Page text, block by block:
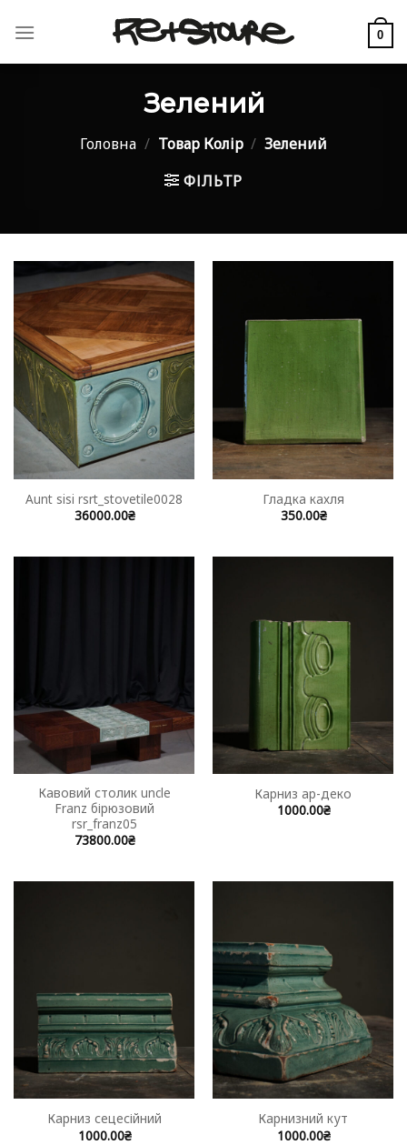
0
Зелений
Головна / Товар Колір / Зелений
ФІЛЬТР
Aunt sisi rsrt_stovetile0028
36000.00₴
Гладка кахля
350.00₴
Кавовий столик uncle
Franz бірюзовий
rsr_franz05
73800.00₴
Карниз ар-деко
1000.00₴
Карниз сецесійний
1000.00₴
Карнизний кут
1000.00₴